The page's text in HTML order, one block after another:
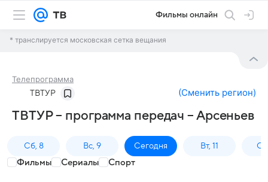
Фильмы онлайн
* транслируется московская сетка вещания
Телепрограмма
ТВТУР (Сменить регион)
ТВТУР – программа передач – Арсеньев
Сб, 8 Вс, 9 Сегодня Вт, 11
Фильмы Сериалы Спорт